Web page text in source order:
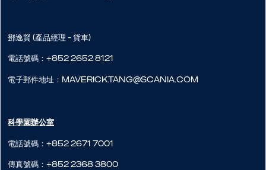
鄧逸賢 (產品經理 - 貨車)
電話號碼：+852 2652 8121
電子郵件地址：maverick.tang@scania.com
科學園辦公室
電話號碼：+852 2671 7001
傳真號碼：+852 2368 3800